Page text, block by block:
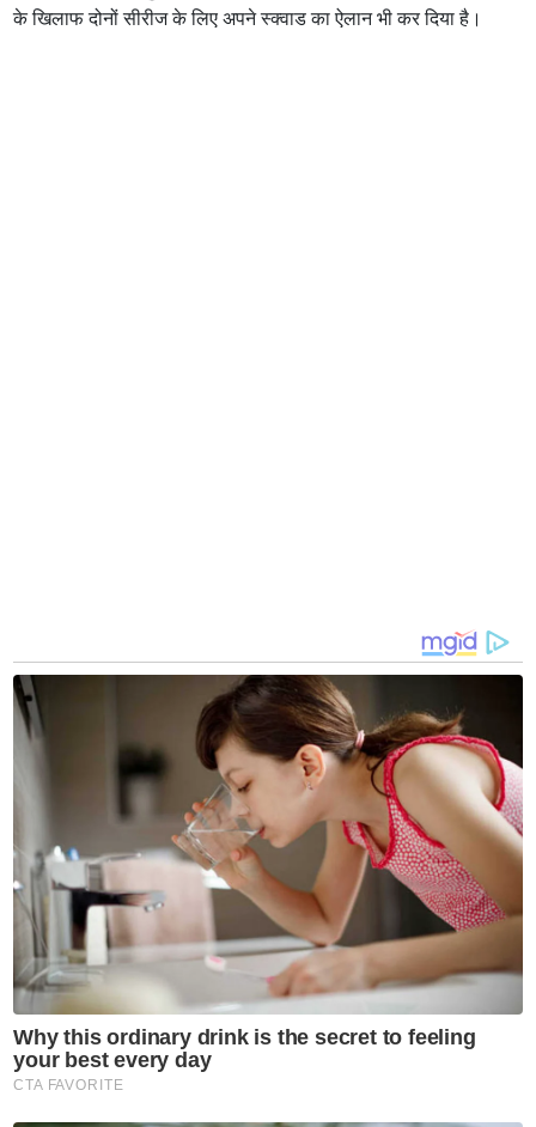
के खिलाफ दोनों सीरीज के लिए अपने स्क्वाड का ऐलान भी कर दिया है।